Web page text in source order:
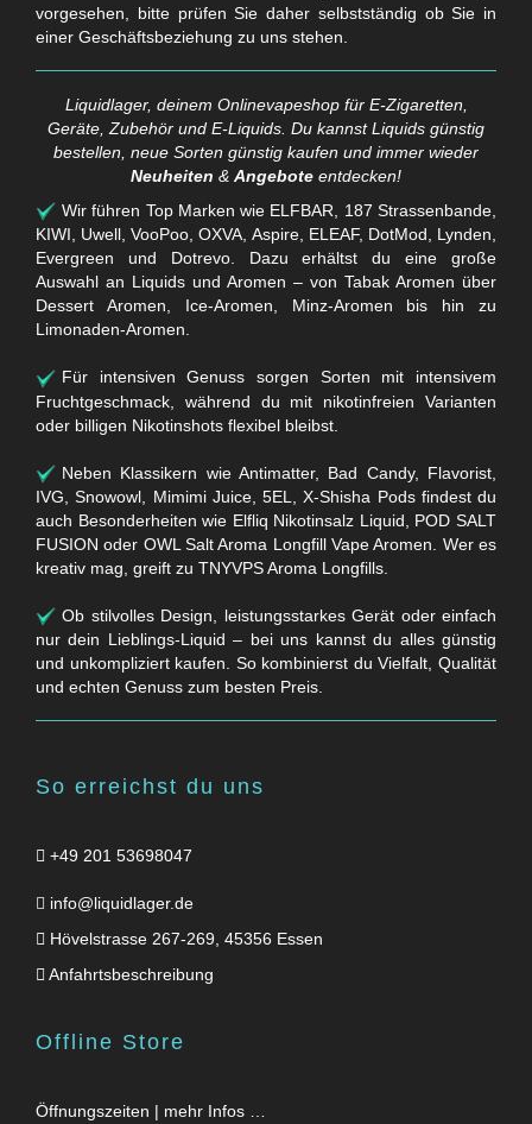
vorgesehen, bitte prüfen Sie daher selbstständig ob Sie in
einer Geschäftsbeziehung zu uns stehen.
Liquidlager, deinem Onlinevapeshop für E-Zigaretten,
Geräte, Zubehör und E-Liquids. Du kannst Liquids günstig
bestellen, neue Sorten günstig kaufen und immer wieder
Neuheiten & Angebote entdecken!
Wir führen Top Marken wie ELFBAR, 187 Strassenbande,
KIWI, Uwell, VooPoo, OXVA, Aspire, ELEAF, DotMod, Lynden,
Evergreen und Dotrevo. Dazu erhältst du eine große
Auswahl an Liquids und Aromen – von Tabak Aromen über
Dessert Aromen, Ice-Aromen, Minz-Aromen bis hin zu
Limonaden-Aromen.
Für intensiven Genuss sorgen Sorten mit intensivem
Fruchtgeschmack, während du mit nikotinfreien Varianten
oder billigen Nikotinshots flexibel bleibst.
Neben Klassikern wie Antimatter, Bad Candy, Flavorist,
IVG, Snowowl, Mimimi Juice, 5EL, X-Shisha Pods findest du
auch Besonderheiten wie Elfliq Nikotinsalz Liquid, POD SALT
FUSION oder OWL Salt Aroma Longfill Vape Aromen. Wer es
kreativ mag, greift zu TNYVPS Aroma Longfills.
Ob stilvolles Design, leistungsstarkes Gerät oder einfach
nur dein Lieblings-Liquid – bei uns kannst du alles günstig
und unkompliziert kaufen. So kombinierst du Vielfalt, Qualität
und echten Genuss zum besten Preis.
So erreichst du uns
+49 201 53698047
info@liquidlager.de
Hövelstrasse 267-269, 45356 Essen
Anfahrtsbeschreibung
Offline Store
Öffnungszeiten | mehr Infos …